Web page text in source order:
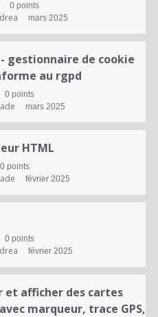
0 points
mars 2025
gestionnaire de cookie
au rgpd
0 points
mars 2025
HTML
0 points
février 2025
0 points
février 2025
et afficher des cartes
marqueur, trace GPS,